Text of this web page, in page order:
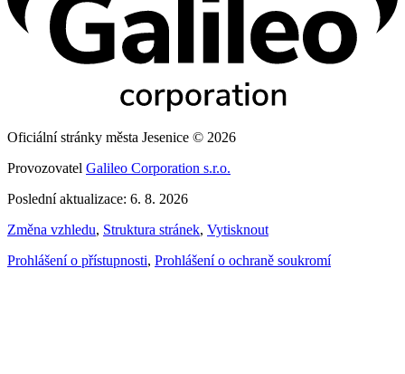
Oficiální stránky města Jesenice © 2026
Provozovatel Galileo Corporation s.r.o.
Poslední aktualizace: 6. 8. 2026
Změna vzhledu, Struktura stránek, Vytisknout
Prohlášení o přístupnosti, Prohlášení o ochraně soukromí